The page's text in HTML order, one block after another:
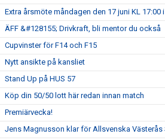
Extra årsmöte måndagen den 17 juni KL 17:00
ÄFF &#128155; Drivkraft, bli mentor du också
Cupvinster för F14 och F15
Nytt ansikte på kansliet
Stand Up på HUS 57
Köp din 50/50 lott här redan innan match
Premiärvecka!
Jens Magnusson klar för Allsvenska Västerås